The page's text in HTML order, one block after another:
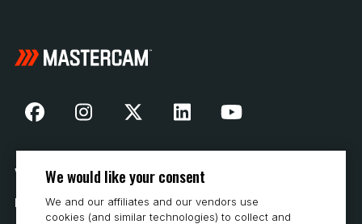
Vår historia
Hur man köper
We would like your consent
We and our affiliates and our vendors use
cookies (and similar technologies) to collect and